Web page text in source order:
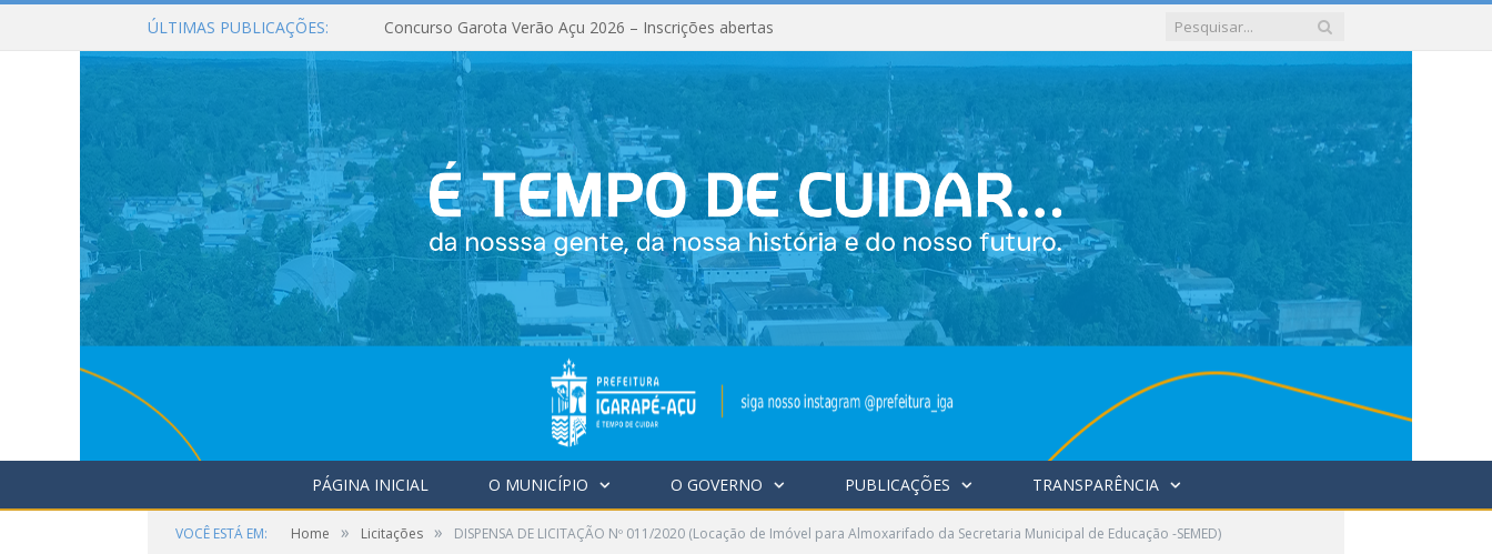
ÚLTIMAS PUBLICAÇÕES: Concurso Garota Verão Açu 2026 – Inscrições abertas
PÁGINA INICIAL O MUNICÍPIO O GOVERNO PUBLICAÇÕES TRANSPARÊNCIA
VOCÊ ESTÁ EM: Home » Licitações » DISPENSA DE LICITAÇÃO Nº 011/2020 (Locação de Imóvel para Almoxarifado da Secretaria Municipal de Educação -SEMED)